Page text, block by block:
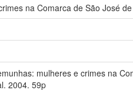
na Comarca de São José
mulheres e crimes na
2004. 59p